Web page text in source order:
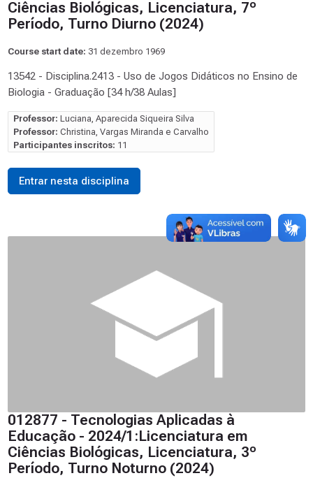
Ciências Biológicas, Licenciatura, 7º
Período, Turno Diurno (2024)
Course start date: 31 dezembro 1969
13542 - Disciplina.2413 - Uso de Jogos Didáticos no Ensino de
Biologia - Graduação [34 h/38 Aulas]
Professor: Luciana, Aparecida Siqueira Silva
Professor: Christina, Vargas Miranda e Carvalho
Participantes inscritos: 11
Entrar nesta disciplina
012877 - Tecnologias Aplicadas à
Educação - 2024/1:Licenciatura em
Ciências Biológicas, Licenciatura, 3º
Período, Turno Noturno (2024)